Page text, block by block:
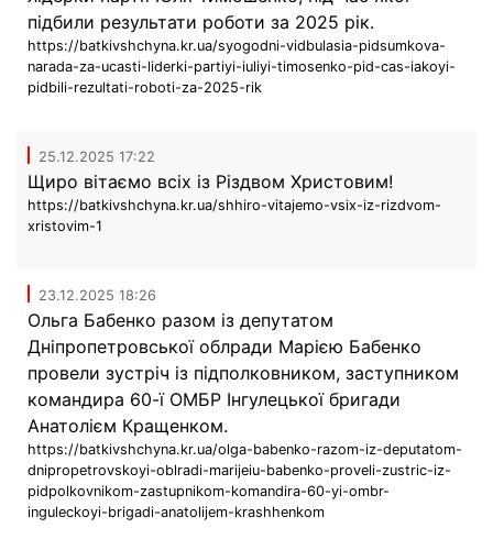
підбили результати роботи за 2025 рік.
https://batkivshchyna.kr.ua/syogodni-vidbulasia-pidsumkova-
narada-za-ucasti-liderki-partiyi-iuliyi-timosenko-pid-cas-iakoyi-
pidbili-rezultati-roboti-za-2025-rik
25.12.2025 17:22
Щиро вітаємо всіх із Різдвом Христовим!
https://batkivshchyna.kr.ua/shhiro-vitajemo-vsix-iz-rizdvom-
xristovim-1
23.12.2025 18:26
Ольга Бабенко разом із депутатом
Дніпропетровської облради Марією Бабенко
провели зустріч із підполковником, заступником
командира 60-ї ОМБР Інгулецької бригади
Анатолієм Кращенком.
https://batkivshchyna.kr.ua/olga-babenko-razom-iz-deputatom-
dnipropetrovskoyi-oblradi-marijeiu-babenko-proveli-zustric-iz-
pidpolkovnikom-zastupnikom-komandira-60-yi-ombr-
inguleckoyi-brigadi-anatolijem-krashhenkom